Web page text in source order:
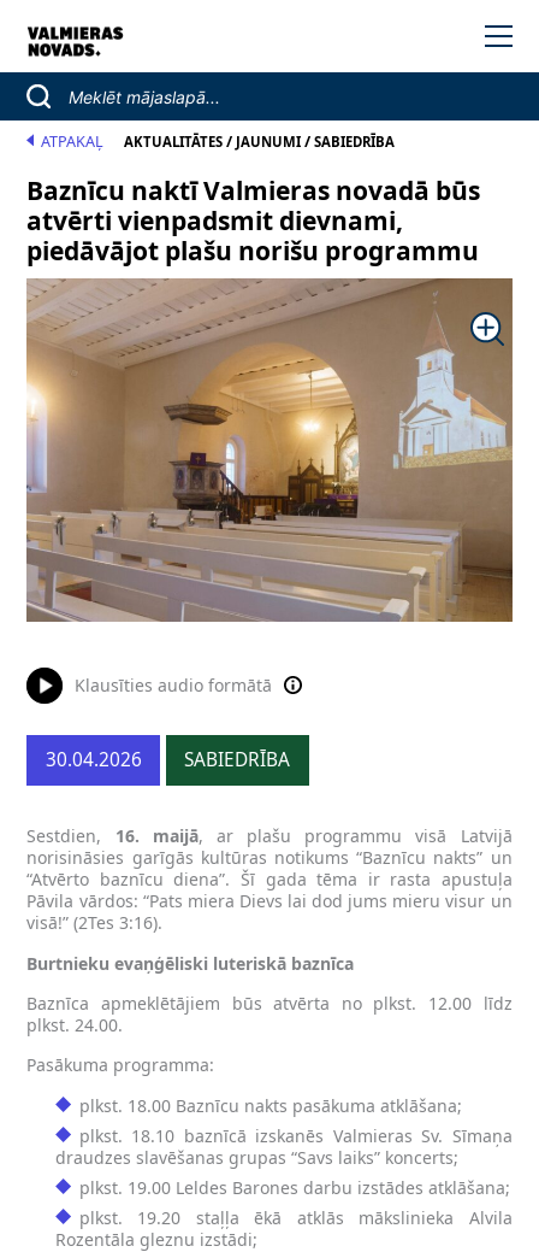
ATPAKAĻ AKTUALITĀTES/ JAUNUMI/ SABIEDRĪBA
Baznīcu naktī Valmieras novadā būs
atvērti vienpadsmit dievnami,
piedāvājot plašu norišu programmu
Klausīties audio formātā
30.04.2026 SABIEDRĪBA
Sestdien, 16. maijā, ar plašu programmu visā Latvijā
norisināsies garīgās kultūras notikums “Baznīcu nakts” un
“Atvērto baznīcu diena”. Šī gada tēma ir rasta apustuļa
Pāvila vārdos: “Pats miera Dievs lai dod jums mieru visur un
visā!” (2Tes 3:16).
Burtnieku evaņģēliski luteriskā baznīca
Baznīca apmeklētājiem būs atvērta no plkst. 12.00 līdz
plkst. 24.00.
Pasākuma programma:
plkst. 18.00 Baznīcu nakts pasākuma atklāšana;
plkst. 18.10 baznīcā izskanēs Valmieras Sv. Sīmaņa
draudzes slavēšanas grupas “Savs laiks” koncerts;
plkst. 19.00 Leldes Barones darbu izstādes atklāšana;
plkst. 19.20 staļļa ēkā atklās mākslinieka Alvila
Rozentāla gleznu izstādi;